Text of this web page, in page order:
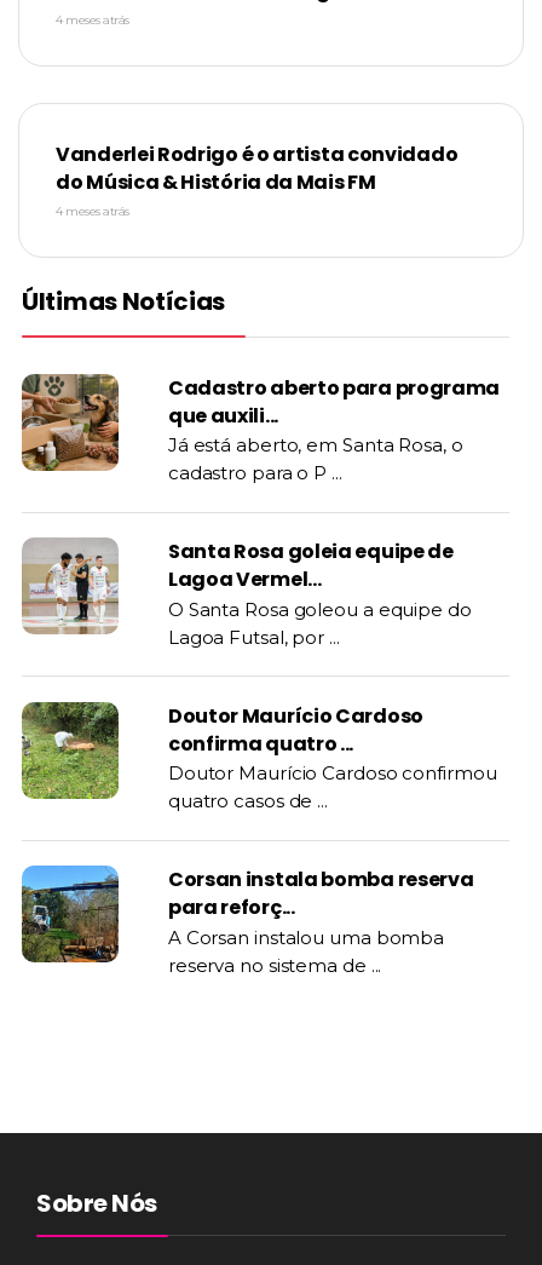
4 meses atrás
Vanderlei Rodrigo é o artista convidado
do Música & História da Mais FM
4 meses atrás
Últimas Notícias
Cadastro aberto para programa
que auxili...
Já está aberto, em Santa Rosa, o
cadastro para o P ...
Santa Rosa goleia equipe de
Lagoa Vermel...
O Santa Rosa goleou a equipe do
Lagoa Futsal, por ...
Doutor Maurício Cardoso
confirma quatro ...
Doutor Maurício Cardoso confirmou
quatro casos de ...
Corsan instala bomba reserva
para reforç...
A Corsan instalou uma bomba
reserva no sistema de ...
Sobre Nós